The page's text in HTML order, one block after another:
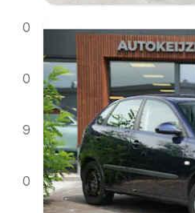
0
0
9
0